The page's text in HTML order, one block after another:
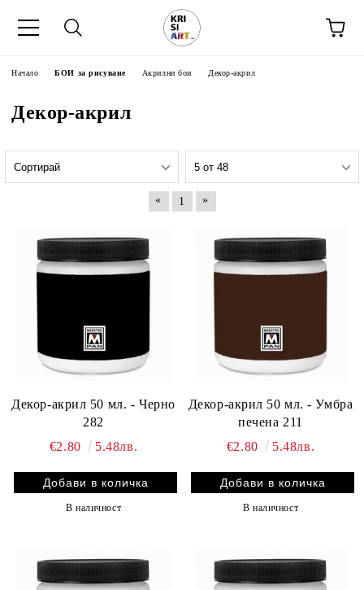
Начало БОИ за рисуване Акрилни бои Декор-акрил
Декор-акрил
« 1 »
Декор-акрил 50 мл. - Черно
282
€2.80
5.48лв.
В наличност
Декор-акрил 50 мл. - Умбра
печена 211
€2.80
5.48лв.
В наличност